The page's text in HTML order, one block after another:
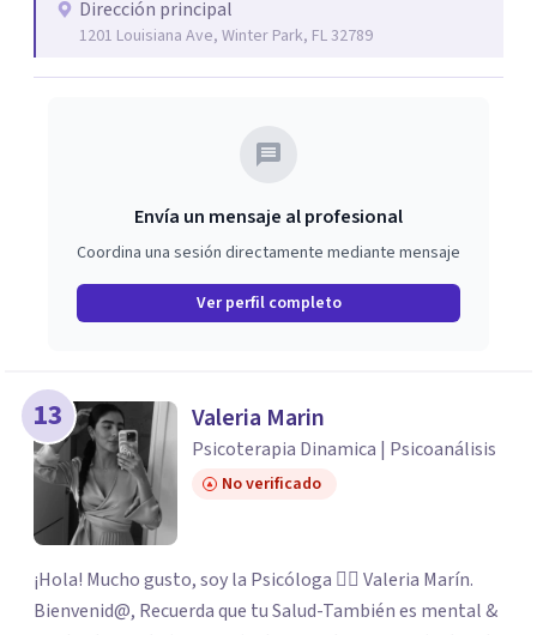
plena y la terapia existencial. Terapia Mindfulness y
Terapia Centrada. Carmen siempre se asegurará de
brindarles a sus clientes la mejor y mejor atención que
resoluciones y tratamientos para satisfacer las mejores
necesidades del cliente. Tiene una experiencia notable en
la que todos sus clientes le dieron las mejores
Dirección principal
1201 Louisiana Ave, Winter Park, FL 32789
Envía un mensaje al profesional
Coordina una sesión directamente mediante mensaje
Ver perfil completo
13 Valeria Marin
Psicoterapia Dinamica | Psicoanálisis
No verificado
¡Hola! Mucho gusto, soy la Psicóloga 👩‍⚕️ Valeria Marín.
Bienvenid@, Recuerda que tu Salud-También es mental &